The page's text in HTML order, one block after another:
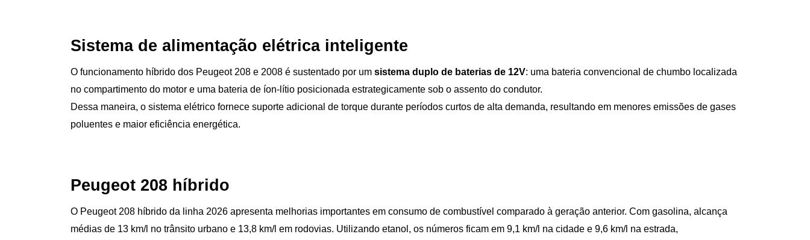
Sistema de alimentação elétrica inteligente
O funcionamento híbrido dos Peugeot 208 e 2008 é sustentado por um sistema duplo de baterias de 12V: uma bateria convencional de chumbo localizada
no compartimento do motor e uma bateria de íon-lítio posicionada estrategicamente sob o assento do condutor.
Dessa maneira, o sistema elétrico fornece suporte adicional de torque durante períodos curtos de alta demanda, resultando em menores emissões de gases
poluentes e maior eficiência energética.
Peugeot 208 híbrido
O Peugeot 208 híbrido da linha 2026 apresenta melhorias importantes em consumo de combustível comparado à geração anterior. Com gasolina, alcança
médias de 13 km/l no trânsito urbano e 13,8 km/l em rodovias. Utilizando etanol, os números ficam em 9,1 km/l na cidade e 9,6 km/l na estrada,